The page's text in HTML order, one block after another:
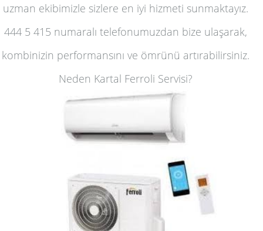
uzman ekibimizle sizlere en iyi hizmeti sunmaktayız.
444 5 415 numaralı telefonumuzdan bize ulaşarak,
kombinizin performansını ve ömrünü artırabilirsiniz.
Neden Kartal Ferroli Servisi?